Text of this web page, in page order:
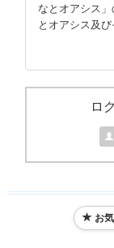
なとオアシス
とオアシス及
ロ
お